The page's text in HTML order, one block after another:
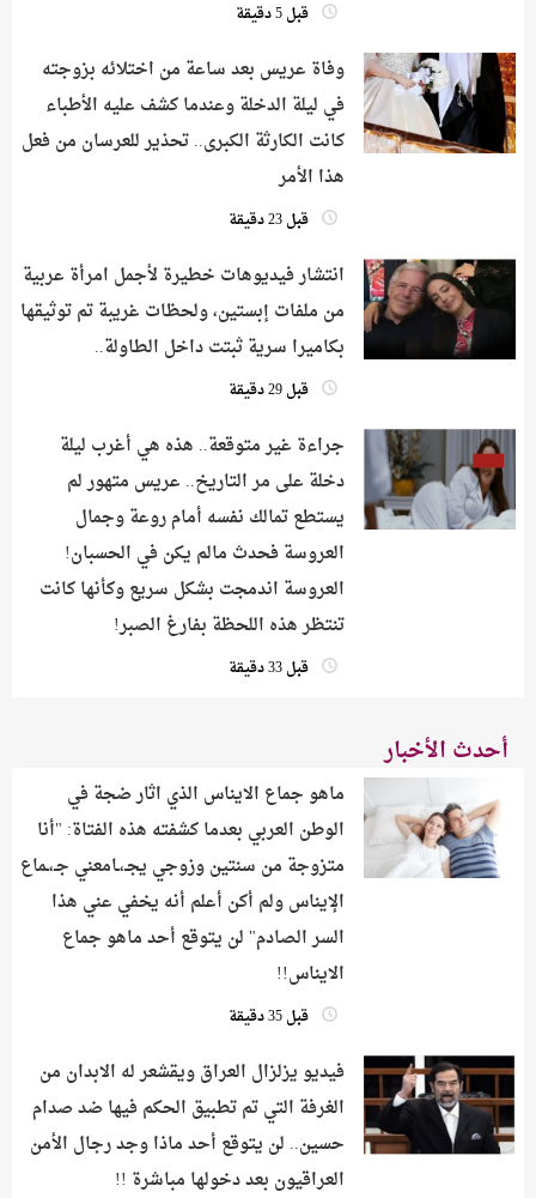
قبل 5 دقيقة
وفاة عريس بعد ساعة من اختلائه بزوجته
في ليلة الدخلة وعندما كشف عليه الأطباء
كانت الكارثة الكبرى.. تحذير للعرسان من فعل
هذا الأمر
قبل 23 دقيقة
انتشار فيديوهات خطيرة لأجمل امرأة عربية
من ملفات إبستين، ولحظات غريبة تم توثيقها
بكاميرا سرية ثبتت داخل الطاولة..
قبل 29 دقيقة
جراءة غير متوقعة.. هذه هي أغرب ليلة
دخلة على مر التاريخ.. عريس متهور لم
يستطع تمالك نفسه أمام روعة وجمال
العروسة فحدث مالم يكن في الحسبان!
العروسة اندمجت بشكل سريع وكأنها كانت
تنتظر هذه اللحظة بفارغ الصبر!
قبل 33 دقيقة
أحدث الأخبار
ماهو جماع الايناس الذي اثار ضجة في
الوطن العربي بعدما كشفته هذه الفتاة: "أنا
متزوجة من سنتين وزوجي يجـ،ـامعني جـ،ـماع
الإيناس ولم أكن أعلم أنه يخفي عني هذا
السر الصادم" لن يتوقع أحد ماهو جماع
الايناس!!
قبل 35 دقيقة
فيديو يزلزال العراق ويقشعر له الابدان من
الغرفة التي تم تطبيق الحكم فيها ضد صدام
حسين.. لن يتوقع أحد ماذا وجد رجال الأمن
العراقيون بعد دخولها مباشرة !!